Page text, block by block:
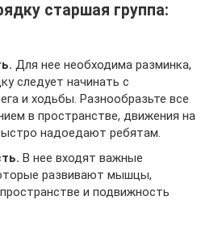
старшая группа:
Для нее необходима разминка,
следует начинать с
и ходьбы. Разнообразьте все
в пространстве, движения на
надоедают ребятам.
В нее входят важные
развивают мышцы,
и подвижность